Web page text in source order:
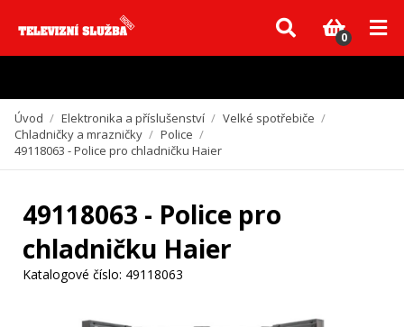
Vzhledem k aktuální situaci se může dodání dílů, které nejsou skladem,
zpozdit. Děkujeme za pochopení.
0
Úvod / Elektronika a příslušenství / Velké spotřebiče /
Chladničky a mrazničky / Police /
49118063 - Police pro chladničku Haier
49118063 - Police pro
chladničku Haier
Katalogové číslo: 49118063